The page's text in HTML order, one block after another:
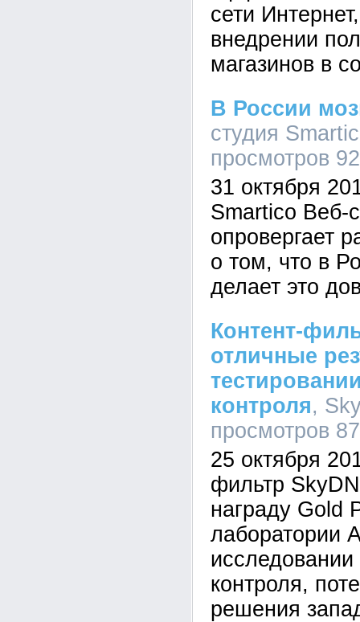
сети
внедрении
магазинов в
В России
студия
просмотров
31 октября
Smartico Веб-
опровергает
о том, что в
делает это
Контент-
отличные
контроля,
просмотров
25 октября
фильтр
награду Gold
лаборатории
исследовании
контроля,
решения